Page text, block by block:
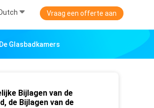
Dutch Vraag een offerte aan
Glasbadkamers
Bijlagen van de
de Bijlagen van de